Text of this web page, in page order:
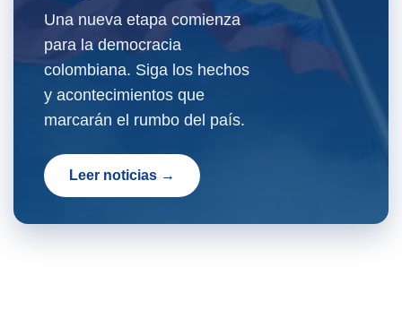
Una nueva etapa comienza
para la democracia
colombiana. Siga los hechos
y acontecimientos que
marcarán el rumbo del país.
Leer noticias →